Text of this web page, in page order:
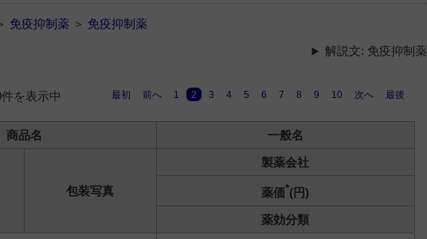
免疫抑制薬 ＞ 免疫抑制薬
解説文: 免疫抑制薬
を表示中 最初 前へ 1 2 3 4 5 6 7 8 9 10 次へ 最後
商品名 一般名
包装写真
製薬会社
薬価*(円)
薬効分類